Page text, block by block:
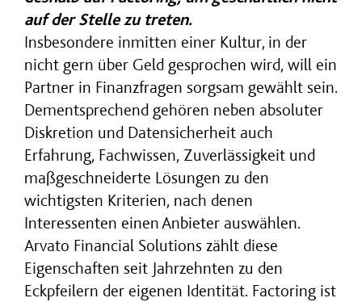
auf der Stelle zu treten.
Insbesondere inmitten einer Kultur, in der
nicht gern über Geld gesprochen wird, will ein
Partner in Finanzfragen sorgsam gewählt sein.
Dementsprechend gehören neben absoluter
Diskretion und Datensicherheit auch
Erfahrung, Fachwissen, Zuverlässigkeit und
maßgeschneiderte Lösungen zu den
wichtigsten Kriterien, nach denen
Interessenten einen Anbieter auswählen.
Arvato Financial Solutions zählt diese
Eigenschaften seit Jahrzehnten zu den
Eckpfeilern der eigenen Identität. Factoring ist